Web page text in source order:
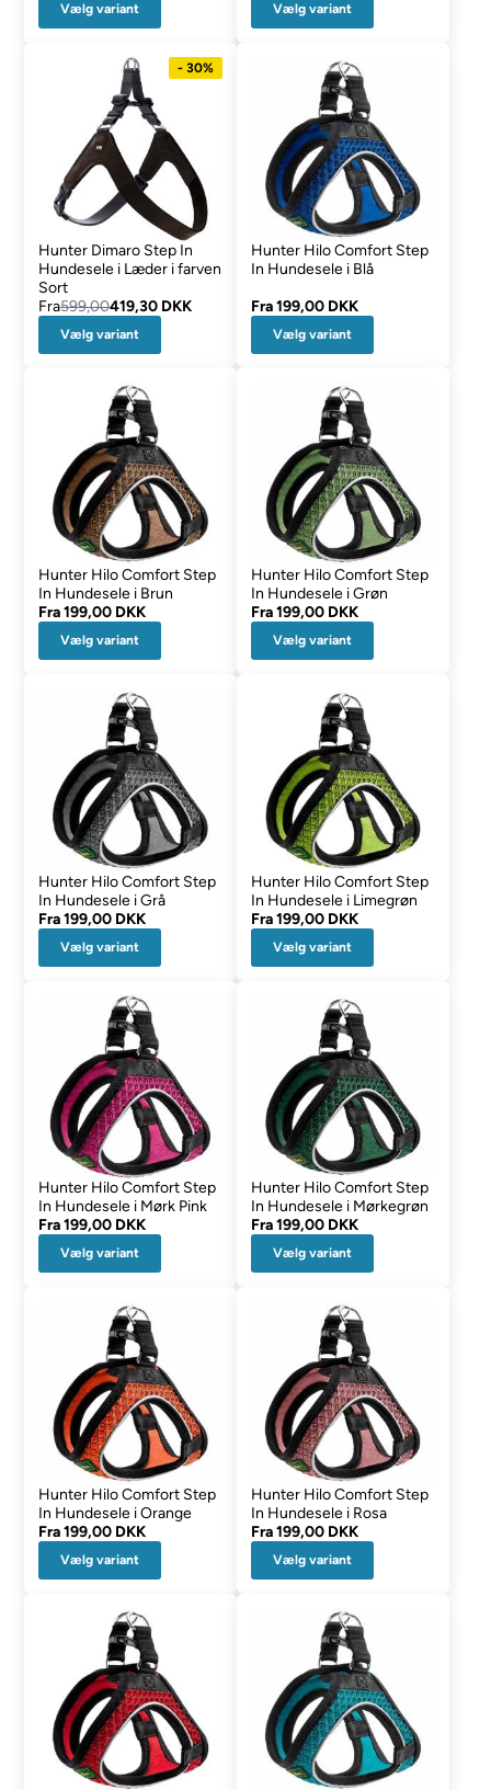
Vælg variant Vælg variant
- 30%
Hunter Dimaro Step In
Hundesele i Læder i farven
Sort
Fra599,00419,30 DKK
Vælg variant
Hunter Hilo Comfort Step
In Hundesele i Blå
Fra199,00 DKK
Vælg variant
Hunter Hilo Comfort Step
In Hundesele i Brun
Fra199,00 DKK
Vælg variant
Hunter Hilo Comfort Step
In Hundesele i Grøn
Fra199,00 DKK
Vælg variant
Hunter Hilo Comfort Step
In Hundesele i Grå
Fra199,00 DKK
Vælg variant
Hunter Hilo Comfort Step
In Hundesele i Limegrøn
Fra199,00 DKK
Vælg variant
Hunter Hilo Comfort Step
In Hundesele i Mørk Pink
Fra199,00 DKK
Vælg variant
Hunter Hilo Comfort Step
In Hundesele i Mørkegrøn
Fra199,00 DKK
Vælg variant
Hunter Hilo Comfort Step
In Hundesele i Orange
Fra199,00 DKK
Vælg variant
Hunter Hilo Comfort Step
In Hundesele i Rosa
Fra199,00 DKK
Vælg variant